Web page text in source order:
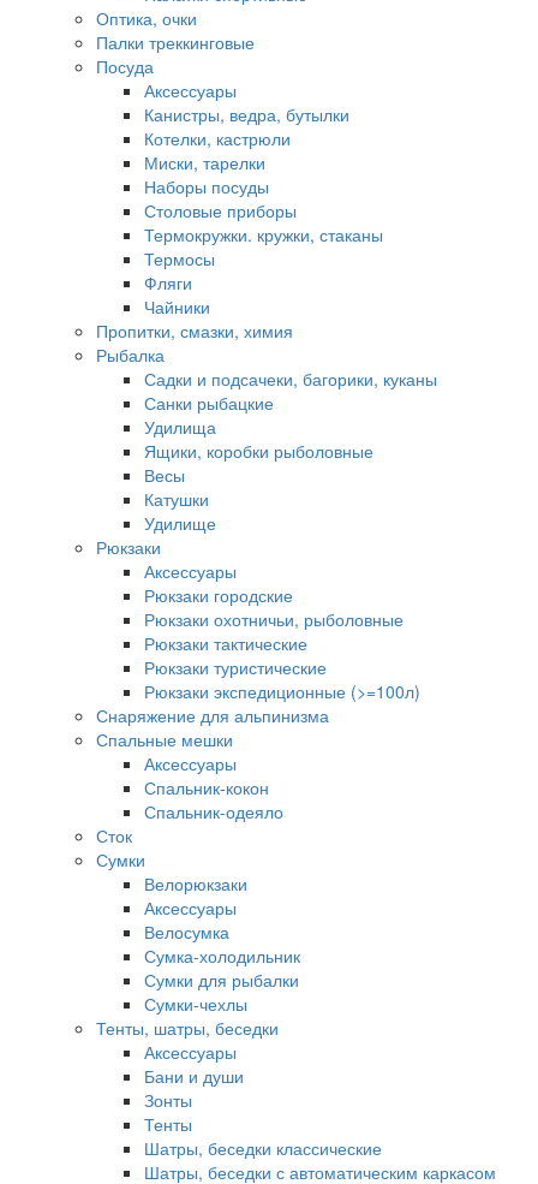
Оптика, очки
Палки треккинговые
Посуда
Аксессуары
Канистры, ведра, бутылки
Котелки, кастрюли
Миски, тарелки
Наборы посуды
Столовые приборы
Термокружки. кружки, стаканы
Термосы
Фляги
Чайники
Пропитки, смазки, химия
Рыбалка
Садки и подсачеки, багорики, куканы
Санки рыбацкие
Удилища
Ящики, коробки рыболовные
Весы
Катушки
Удилище
Рюкзаки
Аксессуары
Рюкзаки городские
Рюкзаки охотничьи, рыболовные
Рюкзаки тактические
Рюкзаки туристические
Рюкзаки экспедиционные (>=100л)
Снаряжение для альпинизма
Спальные мешки
Аксессуары
Спальник-кокон
Спальник-одеяло
Сток
Сумки
Велорюкзаки
Аксессуары
Велосумка
Сумка-холодильник
Сумки для рыбалки
Сумки-чехлы
Тенты, шатры, беседки
Аксессуары
Бани и души
Зонты
Тенты
Шатры, беседки классические
Шатры, беседки с автоматическим каркасом